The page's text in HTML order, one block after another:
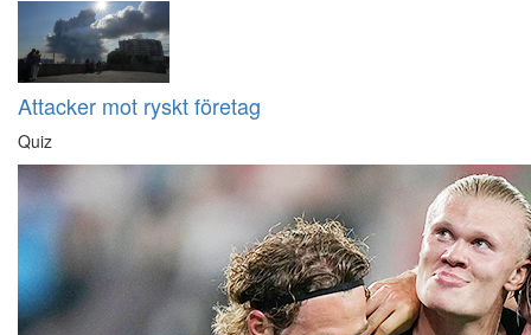
Attacker mot ryskt företag
Quiz